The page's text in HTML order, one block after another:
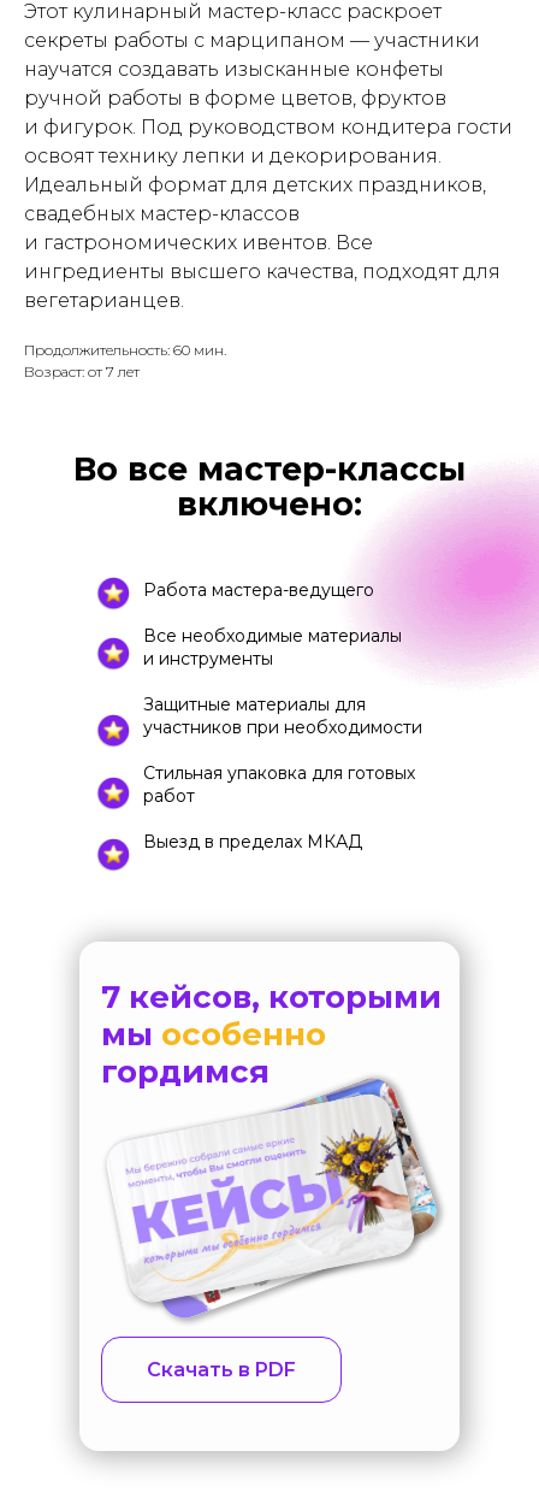
Этот кулинарный мастер-класс раскроет
секреты работы с марципаном — участники
научатся создавать изысканные конфеты
ручной работы в форме цветов, фруктов
и фигурок. Под руководством кондитера гости
освоят технику лепки и декорирования.
Идеальный формат для детских праздников,
свадебных мастер-классов
и гастрономических ивентов. Все
ингредиенты высшего качества, подходят для
вегетарианцев.
Продолжительность: 60 мин.
Возраст: от 7 лет
Работа мастера-ведущего
Все необходимые материалы
и инструменты
Защитные материалы для
участников при необходимости
Стильная упаковка для готовых
работ
Выезд в пределах МКАД
Во все мастер-классы
включено:
Скачать в PDF
7 кейсов, которыми
мы особенно
гордимся